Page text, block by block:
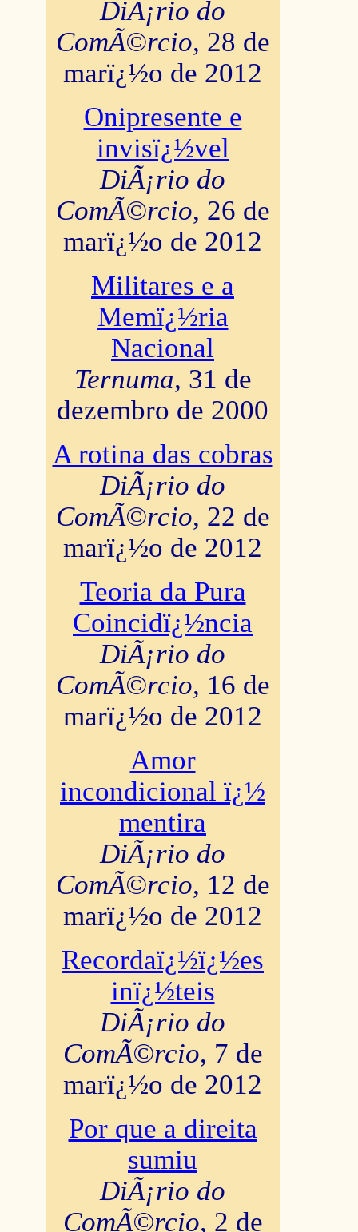
DiÃ¡rio do
ComÃ©rcio, 28 de
marï¿½o de 2012
Onipresente e
invisï¿½vel
DiÃ¡rio do
ComÃ©rcio, 26 de
marï¿½o de 2012
Militares e a
Memï¿½ria
Nacional
Ternuma, 31 de
dezembro de 2000
A rotina das cobras
DiÃ¡rio do
ComÃ©rcio, 22 de
marï¿½o de 2012
Teoria da Pura
Coincidï¿½ncia
DiÃ¡rio do
ComÃ©rcio, 16 de
marï¿½o de 2012
Amor
incondicional ï¿½
mentira
DiÃ¡rio do
ComÃ©rcio, 12 de
marï¿½o de 2012
Recordaï¿½ï¿½es
inï¿½teis
DiÃ¡rio do
ComÃ©rcio, 7 de
marï¿½o de 2012
Por que a direita
sumiu
DiÃ¡rio do
ComÃ©rcio, 2 de